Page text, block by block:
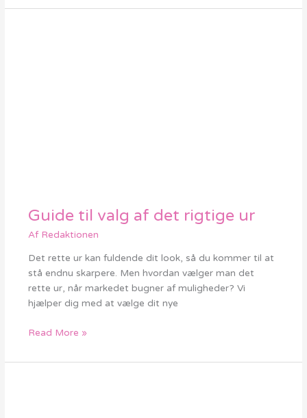
Guide til valg af det rigtige ur
Af Redaktionen
Det rette ur kan fuldende dit look, så du kommer til at
stå endnu skarpere. Men hvordan vælger man det
rette ur, når markedet bugner af muligheder? Vi
hjælper dig med at vælge dit nye
Guide
af
det
rigtige
ur
Read More »